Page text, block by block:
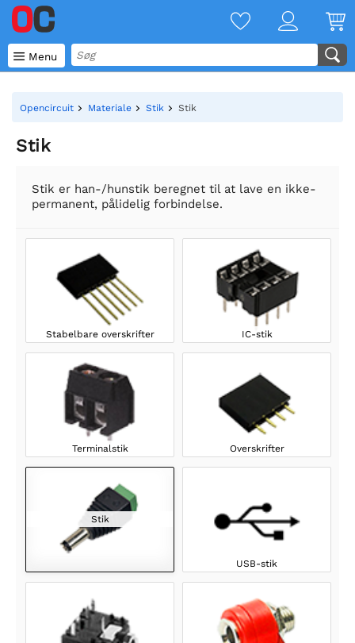
 Menu
Opencircuit Materiale Stik Stik
Stik
Stik er han-/hunstik beregnet til at lave en ikke-
permanent, pålidelig forbindelse.
Stabelbare overskrifter IC-stik
Terminalstik Overskrifter
Stik
USB-stik